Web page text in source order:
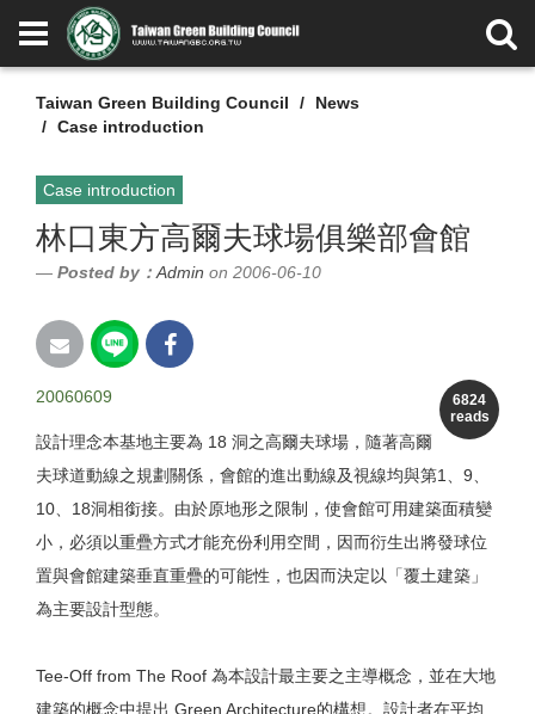
Taiwan Green Building Council
News
Case introduction
Case introduction
林口東方高爾夫球場俱樂部會館
Posted by： Admin on 2006-06-10
6824
reads
20060609
設計理念本基地主要為 18 洞之高爾夫球場，隨著高爾
夫球道動線之規劃關係，會館的進出動線及視線均與第1、9、
10、18洞相銜接。由於原地形之限制，使會館可用建築面積變
小，必須以重疊方式才能充份利用空間，因而衍生出將發球位
置與會館建築垂直重疊的可能性，也因而決定以「覆土建築」
為主要設計型態。
Tee-Off from The Roof 為本設計最主要之主導概念，並在大地
建築的概念中提出 Green Architecture的構想。設計者在平均